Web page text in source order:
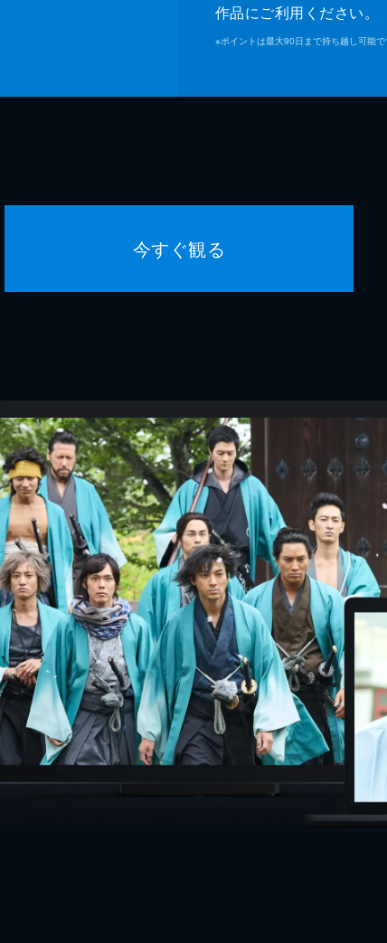
作品にご利用ください。
※ポイントは最大90日まで持ち越し可能で
今すぐ観る